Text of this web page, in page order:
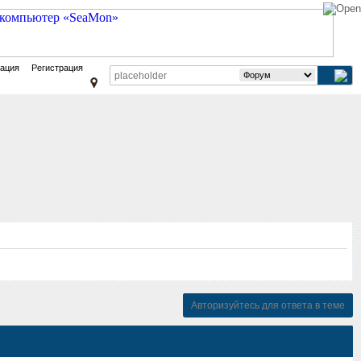
Регистрация
Авторизуйтесь для ответа в теме